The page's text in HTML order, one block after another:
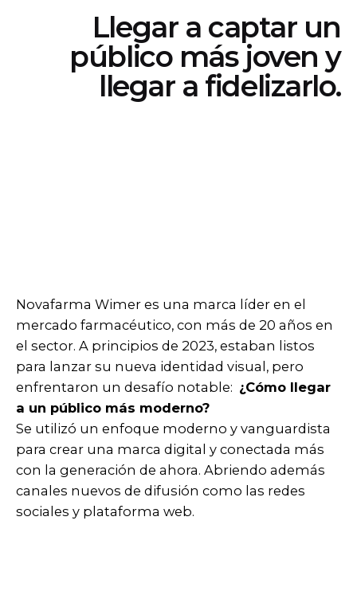
Llegar a captar un
públicomás joven y
llegar a fidelizarlo.
Novafarma Wimer es una marca líder en el
mercado farmacéutico, con más de 20 años en
el sector. A principios de 2023, estaban listos
para lanzar su nueva identidad visual, pero
enfrentaron un desafío notable: ¿Cómo llegar
a un público más moderno?
Se utilizó un enfoque moderno y vanguardista
para crear una marca digital y conectada más
con la generación de ahora. Abriendo además
canales nuevos de difusión como las redes
sociales y plataforma web.